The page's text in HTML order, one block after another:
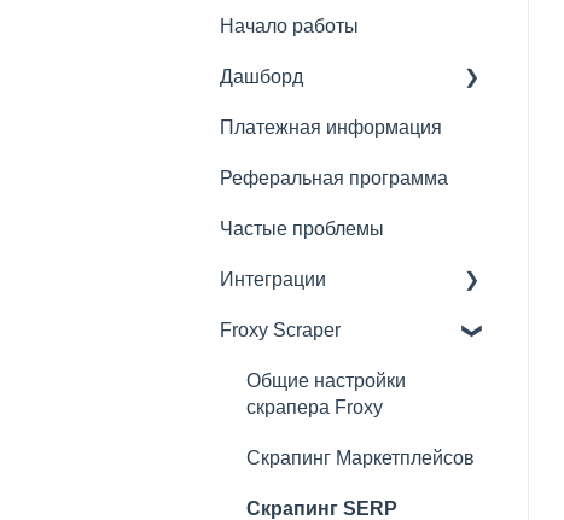
Основное
Резидентные прокси
Мобильные прокси
Серверные прокси
Быстрые прокси
Преимущества прокси
Начало работы
Дашборд
Основное
Что можно сделать с
подключению прокси
Платежная информация
Реферальная программа
Частые проблемы
Интеграции
Сторонние скраперы
Антидетект Браузеры
Froxy Scraper
Общие настройки
скрапера Froxy
Скрапинг Маркетплейсов
Скрапинг SERP